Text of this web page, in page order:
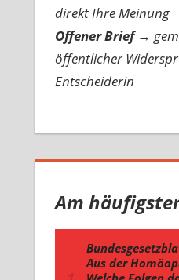
direkt Ihre Meinung
Offener Brief →
öffentlicher
Entscheiderin
Am